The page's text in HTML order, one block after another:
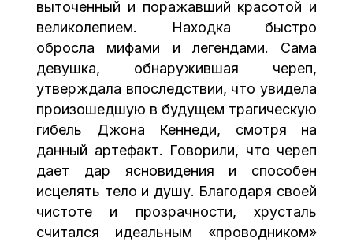
выточенный и поражавший красотой и
великолепием. Находка быстро
обросла мифами и легендами. Сама
девушка, обнаружившая череп,
утверждала впоследствии, что увидела
произошедшую в будущем трагическую
гибель Джона Кеннеди, смотря на
данный артефакт. Говорили, что череп
дает дар ясновидения и способен
исцелять тело и душу. Благодаря своей
чистоте и прозрачности, хрусталь
считался идеальным «проводником»